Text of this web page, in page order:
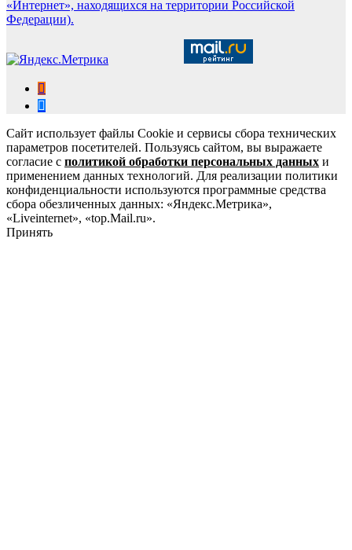
«Интернет», находящихся на территории Российской
Федерации).
Сайт использует файлы Cookie и сервисы сбора технических
параметров посетителей. Пользуясь сайтом, вы выражаете
согласие с политикой обработки персональных данных и
применением данных технологий. Для реализации политики
конфиденциальности используются программные средства
сбора обезличенных данных: «Яндекс.Метрика»,
«Liveinternet», «top.Mail.ru».
Принять